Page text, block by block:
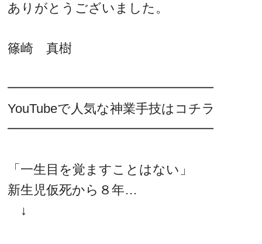
ありがとうございました。
篠崎 真樹
━━━━━━━━━━━━━━━━
YouTubeで人気な神業手技はコチラ
━━━━━━━━━━━━━━━━
「一生目を覚ますことはない」
新生児仮死から８年…
↓